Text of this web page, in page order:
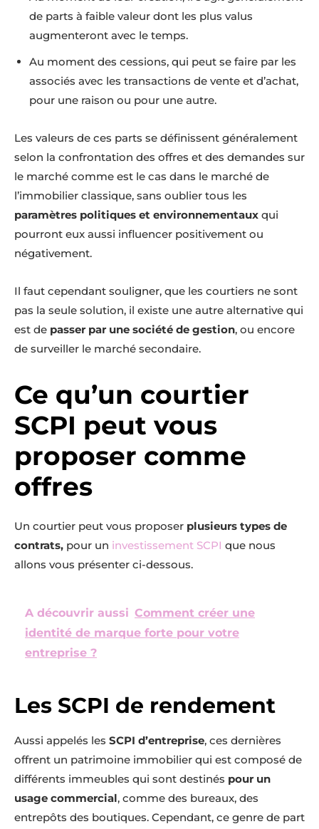
de parts à faible valeur dont les plus valus
augmenteront avec le temps.
Au moment des cessions, qui peut se faire par les
associés avec les transactions de vente et d’achat,
pour une raison ou pour une autre.
Les valeurs de ces parts se définissent généralement
selon la confrontation des offres et des demandes sur
le marché comme est le cas dans le marché de
l’immobilier classique, sans oublier tous les
paramètres politiques et environnementaux qui
pourront eux aussi influencer positivement ou
négativement.
Il faut cependant souligner, que les courtiers ne sont
pas la seule solution, il existe une autre alternative qui
est de passer par une société de gestion, ou encore
de surveiller le marché secondaire.
Ce qu’un courtier
SCPI peut vous
proposer comme
offres
Un courtier peut vous proposer plusieurs types de
contrats, pour un investissement SCPI que nous
allons vous présenter ci-dessous.
A découvrir aussi Comment créer une
identité de marque forte pour votre
entreprise ?
Les SCPI de rendement
Aussi appelés les SCPI d’entreprise, ces dernières
offrent un patrimoine immobilier qui est composé de
différents immeubles qui sont destinés pour un
usage commercial, comme des bureaux, des
entrepôts des boutiques. Cependant, ce genre de part